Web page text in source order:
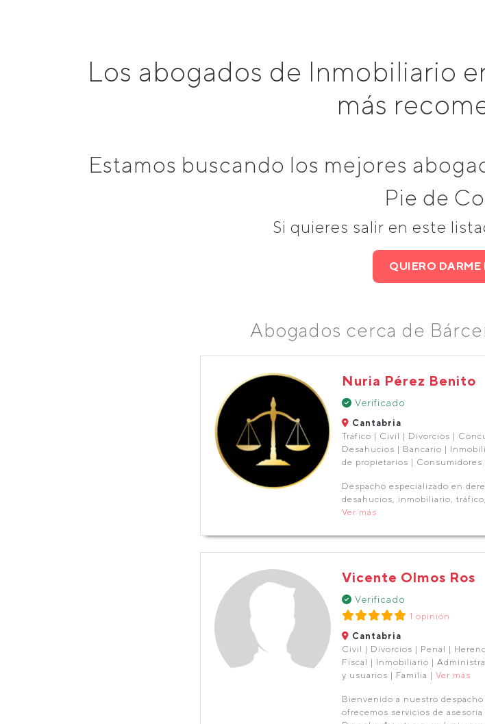
Los abogados de Inmobiliario
más
Estamos buscando los mejores
Pie de
Si quieres salir en este
QUIERO DARME
Abogados cerca de
Nuria Pérez Benito
Verificado
Cantabria
Tráfico | Civil | Divorcios |
Desahucios | Bancario |
de propietarios | Consumidores
Despacho especializado en
desahucios, inmobiliario,
Ver más
Vicente Olmos Ros
Verificado
1 opinión
Cantabria
Civil | Divorcios | Penal |
Fiscal | Inmobiliario |
y usuarios | Familia | Ver más
Bienvenido a nuestro
ofrecemos servicios de